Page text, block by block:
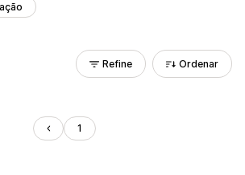
Refine Ordenar
1